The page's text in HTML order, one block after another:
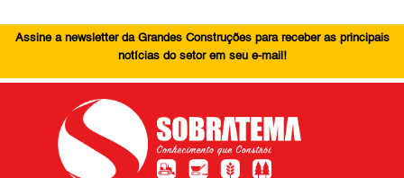
Assine a newsletter da Grandes Construções para receber as principais
notícias do setor em seu e-mail!